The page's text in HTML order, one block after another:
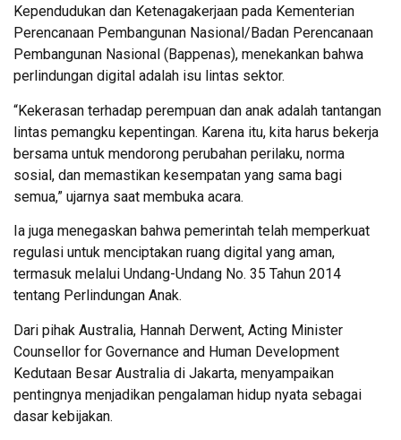
Kependudukan dan Ketenagakerjaan pada Kementerian
Perencanaan Pembangunan Nasional/Badan Perencanaan
Pembangunan Nasional (Bappenas), menekankan bahwa
perlindungan digital adalah isu lintas sektor.
“Kekerasan terhadap perempuan dan anak adalah tantangan
lintas pemangku kepentingan. Karena itu, kita harus bekerja
bersama untuk mendorong perubahan perilaku, norma
sosial, dan memastikan kesempatan yang sama bagi
semua,” ujarnya saat membuka acara.
Ia juga menegaskan bahwa pemerintah telah memperkuat
regulasi untuk menciptakan ruang digital yang aman,
termasuk melalui Undang-Undang No. 35 Tahun 2014
tentang Perlindungan Anak.
Dari pihak Australia, Hannah Derwent, Acting Minister
Counsellor for Governance and Human Development
Kedutaan Besar Australia di Jakarta, menyampaikan
pentingnya menjadikan pengalaman hidup nyata sebagai
dasar kebijakan.